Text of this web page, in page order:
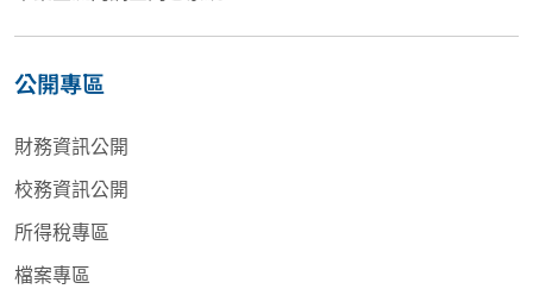
公開專區
財務資訊公開
校務資訊公開
所得稅專區
檔案專區